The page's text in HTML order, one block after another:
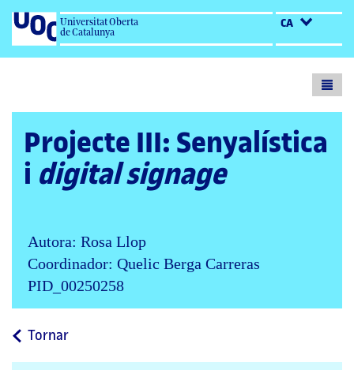
Universitat Oberta
de Catalunya
CA
Projecte III: Senyalística
i digital signage
Autora: Rosa Llop
Coordinador: Quelic Berga Carreras
PID_00250258
Tornara